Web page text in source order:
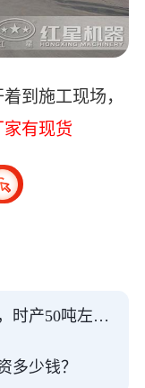
到施工现场，
有现货
采购一台咬石机小型的，时产50吨左右要多少钱
多少钱？